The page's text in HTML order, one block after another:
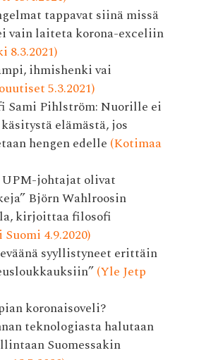
tappavat siinä missä
vain laiteta korona-exceliin
8.3.2021)
ihmishenki vai
5.3.2021)
Sami Pihlström: Nuorille ei
elämästä, jos
hengen edelle (Kotimaa
UPM-johtajat olivat
Björn Wahlroosin
kirjoittaa filosofi
4.9.2020)
syyllistyneet erittäin
(Yle Jetp
korona­isoveli?
teknologiasta halutaan
Suomessakin